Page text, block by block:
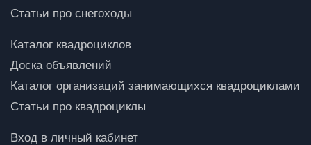
Статьи про снегоходы
Каталог квадроциклов
Доска объявлений
Каталог организаций занимающихся квадроциклами
Статьи про квадроциклы
Вход в личный кабинет